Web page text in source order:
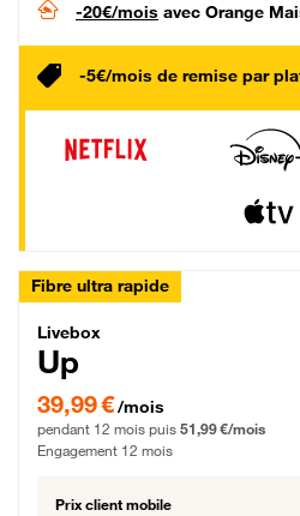
-20€/mois avec Orange
-5€/mois de remise par
Fibre ultra rapide
Livebox Up Fibre
Livebox
Up
39,99 € par mois pendant 12 mois puis
39,99 €/mois
pendant 12 mois puis 51,99 €/mois
Engagement 12 mois
Prix client mobile